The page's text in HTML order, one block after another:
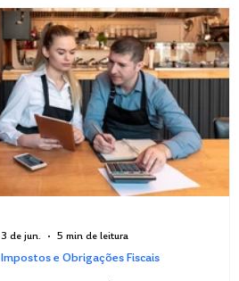
Impostos e Obrigações Fiscais
3 de jun. 5 min de leitura